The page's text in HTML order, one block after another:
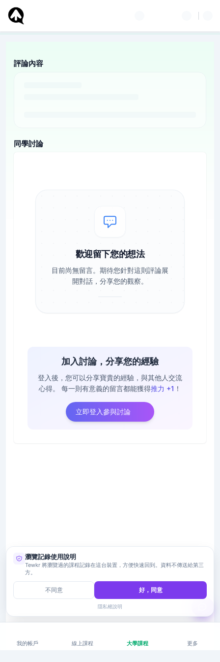
評論內容
同學討論
歡迎留下您的想法
目前尚無留言。期待您針對這則評論展
開對話，分享您的觀察。
加入討論，分享您的經驗
登入後，您可以分享寶貴的經驗，與其他人交流
心得。
每一則有意義的留言都能獲得推力 +1 ！
立即登入參與討論
我的帳戶 線上課程 大學課程 更多
瀏覽記錄使用說明
Tewkr 將瀏覽過的課程記錄在這台裝置，方便快速回到。資料不傳送給第三
方。
不同意 好，同意
隱私權說明